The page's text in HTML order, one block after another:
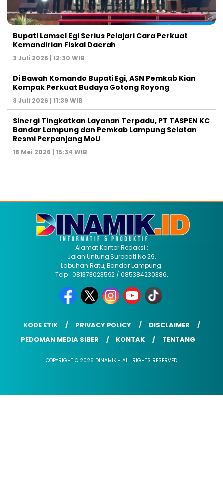
Bupati Lamsel Egi Serius Pelajari Cara Perkuat
Kemandirian Fiskal Daerah
3 Juli 2026 | 12:30 WIB
Di Bawah Komando Bupati Egi, ASN Pemkab Kian
Kompak Perkuat Budaya Gotong Royong
3 Juli 2026 | 11:39 WIB
Sinergi Tingkatkan Layanan Terpadu, PT TASPEN KC
Bandar Lampung dan Pemkab Lampung Selatan
Resmi Perpanjang MoU
18 Mei 2026 | 15:34 WIB
Alamat Kantor Redaksi :
Jalan Untung Suropati No 29,
Labuhan Ratu, Bandar Lampung.
Telp : 081373023592 / 085384230386.
KODE ETIK PRIVACY POLICY
DISCLAIMER
PEDOMAN MEDIA SIBER
KONTAK TENTANG
COPYRIGHT © 2026 DINAMIK - ALL RIGHTS RESERVED